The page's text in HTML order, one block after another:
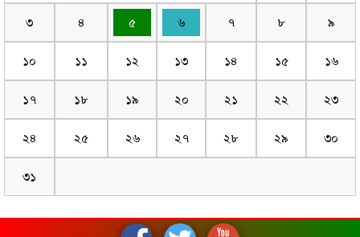
৩ ৪ ৫ ৬ ৭ ৮ ৯
১০ ১১ ১২ ১৩ ১৪ ১৫ ১৬
১৭ ১৮ ১৯ ২০ ২১ ২২ ২৩
২৪ ২৫ ২৬ ২৭ ২৮ ২৯ ৩০
৩১